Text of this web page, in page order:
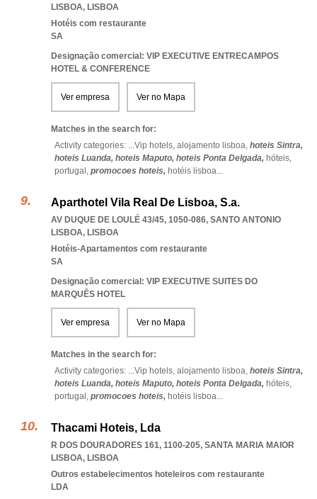
LISBOA, LISBOA
Hotéis com restaurante
SA
Designação comercial: VIP EXECUTIVE ENTRECAMPOS
HOTEL & CONFERENCE
Ver empresa Ver no Mapa
Matches in the search for:
Activity categories: ...Vip hotels, alojamento lisboa, hoteis Sintra,
hoteis Luanda, hoteis Maputo, hoteis Ponta Delgada, hóteis,
portugal, promocoes hoteis, hotéis lisboa...
Aparthotel Vila Real De Lisboa, S.a.
AV DUQUE DE LOULÉ 43/45, 1050-086, SANTO ANTONIO
LISBOA, LISBOA
Hotéis-Apartamentos com restaurante
SA
Designação comercial: VIP EXECUTIVE SUITES DO
MARQUÊS HOTEL
Ver empresa Ver no Mapa
Matches in the search for:
Activity categories: ...Vip hotels, alojamento lisboa, hoteis Sintra,
hoteis Luanda, hoteis Maputo, hoteis Ponta Delgada, hóteis,
portugal, promocoes hoteis, hotéis lisboa...
Thacami Hoteis, Lda
R DOS DOURADORES 161, 1100-205, SANTA MARIA MAIOR
LISBOA, LISBOA
Outros estabelecimentos hoteleiros com restaurante
LDA